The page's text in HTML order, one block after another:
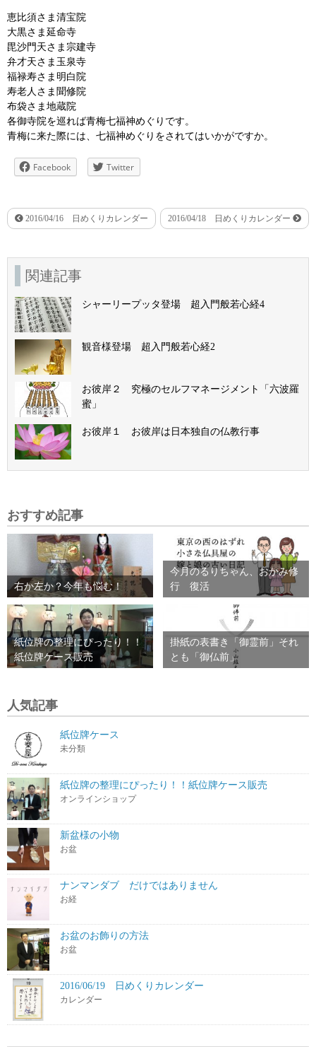
恵比須さま清宝院
大黒さま延命寺
毘沙門天さま宗建寺
弁才天さま玉泉寺
福禄寿さま明白院
寿老人さま聞修院
布袋さま地蔵院
各御寺院を巡れば青梅七福神めぐりです。
青梅に来た際には、七福神めぐりをされてはいかがですか。
Facebook Twitter
2016/04/16 日めくりカレンダー 2016/04/18 日めくりカレンダー
関連記事
シャーリープッタ登場 超入門般若心経4
観音様登場 超入門般若心経2
お彼岸２ 究極のセルフマネージメント「六波羅
蜜」
お彼岸１ お彼岸は日本独自の仏教行事
おすすめ記事
右か左か？今年も悩む！
今月のるりちゃん、おかみ修
行 復活
紙位牌の整理にぴったり！！
紙位牌ケース販売
掛紙の表書き「御霊前」それ
とも「御仏前」
人気記事
紙位牌ケース
未分類
紙位牌の整理にぴったり！！紙位牌ケース販売
オンラインショップ
新盆様の小物
お盆
ナンマンダブ だけではありません
お経
お盆のお飾りの方法
お盆
2016/06/19 日めくりカレンダー
カレンダー